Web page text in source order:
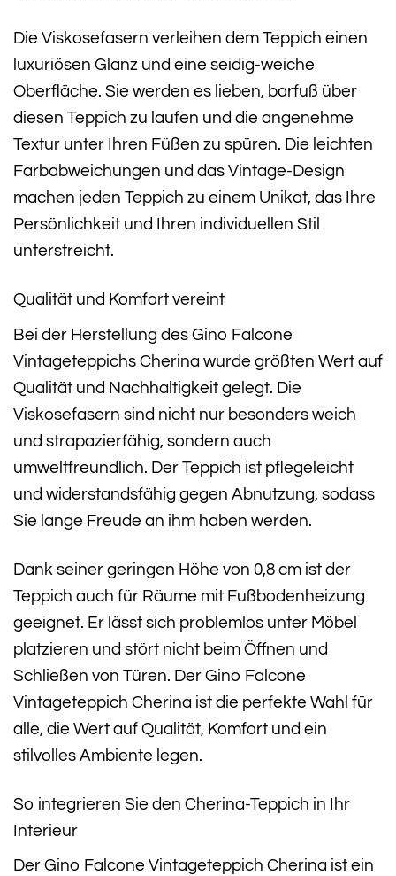
Die Viskosefasern verleihen dem Teppich einen
luxuriösen Glanz und eine seidig-weiche
Oberfläche. Sie werden es lieben, barfuß über
diesen Teppich zu laufen und die angenehme
Textur unter Ihren Füßen zu spüren. Die leichten
Farbabweichungen und das Vintage-Design
machen jeden Teppich zu einem Unikat, das Ihre
Persönlichkeit und Ihren individuellen Stil
unterstreicht.
Qualität und Komfort vereint
Bei der Herstellung des Gino Falcone
Vintageteppichs Cherina wurde größten Wert auf
Qualität und Nachhaltigkeit gelegt. Die
Viskosefasern sind nicht nur besonders weich
und strapazierfähig, sondern auch
umweltfreundlich. Der Teppich ist pflegeleicht
und widerstandsfähig gegen Abnutzung, sodass
Sie lange Freude an ihm haben werden.
Dank seiner geringen Höhe von 0,8 cm ist der
Teppich auch für Räume mit Fußbodenheizung
geeignet. Er lässt sich problemlos unter Möbel
platzieren und stört nicht beim Öffnen und
Schließen von Türen. Der Gino Falcone
Vintageteppich Cherina ist die perfekte Wahl für
alle, die Wert auf Qualität, Komfort und ein
stilvolles Ambiente legen.
So integrieren Sie den Cherina-Teppich in Ihr
Interieur
Der Gino Falcone Vintageteppich Cherina ist ein